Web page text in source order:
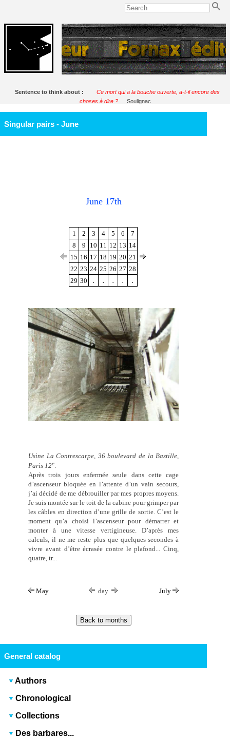
Sentence to think about :
Ce mort qui a la bouche ouverte, a-t-il encore des
choses à dire ?
Soulignac
Singular pairs - June
June 17th
1 2 3 4 5 6
7
8
9 10 11 12 13 14
15 16 17 18 19 20 21
22 23 24 25 26 27 28
29 30 . . . . .
Usine La Contrescarpe, 36 boulevard de la Bastille,
Paris 12e.
Après trois jours enfermée seule dans cette cage
d’ascenseur bloquée en l’attente d’un vain secours,
j’ai décidé de me débrouiller par mes propres moyens.
Je suis montée sur le toit de la cabine pour grimper par
les câbles en direction d’une grille de sortie. C’est le
moment qu’a choisi l’ascenseur pour démarrer et
monter à une vitesse vertigineuse. D’après mes
calculs, il ne me reste plus que quelques secondes à
vivre avant d’être écrasée contre le plafond... Cinq,
quatre, tr...
May day July
General catalog
Authors
Chronological
Collections
Des barbares...